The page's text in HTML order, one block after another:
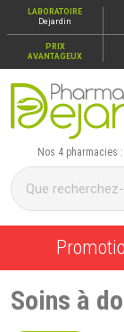
LABORATOIRE
Dejardin
PRIX
AVANTAGEUX
Pharmacie
Nos 4 pharmacies :
Soins à